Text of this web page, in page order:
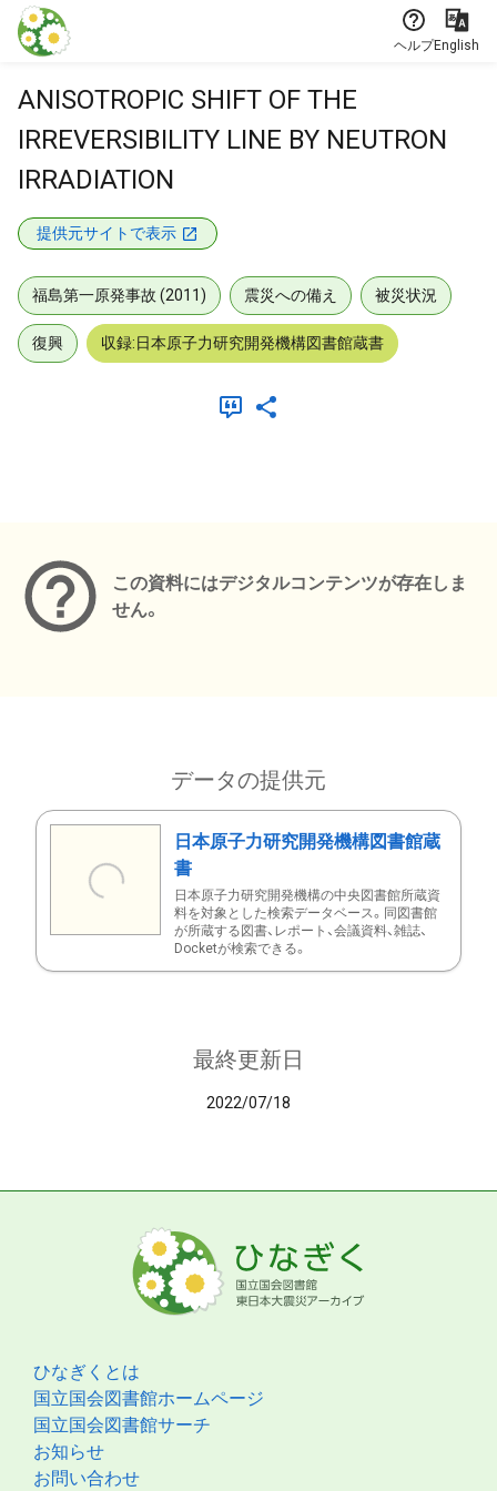
本文に飛ぶ
ヘルプEnglish
ANISOTROPIC SHIFT OF THE
IRREVERSIBILITY LINE BY NEUTRON
IRRADIATION
提供元サイトで表示
福島第一原発事故 (2011) 震災への備え 被災状況
復興 収録:日本原子力研究開発機構図書館蔵書
この資料にはデジタルコンテンツが存在しま
せん。
データの提供元
日本原子力研究開発機構図書館蔵
書
日本原子力研究開発機構の中央図書館所蔵資
料を対象とした検索データベース。同図書館
が所蔵する図書、レポート、会議資料、雑誌、
Docketが検索できる。
最終更新日
2022/07/18
ひなぎくとは
国立国会図書館ホームページ
国立国会図書館サーチ
お知らせ
お問い合わせ